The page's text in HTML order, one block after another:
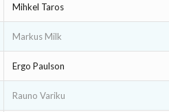
Mihkel Taros
Markus Milk
Ergo Paulson
Rauno Variku